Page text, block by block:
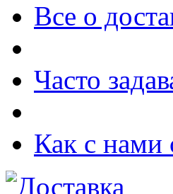
Все о
Часто
Как с нами